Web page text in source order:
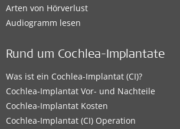
Arten von Hörverlust
Audiogramm lesen
Rund um Cochlea-Implantate
Was ist ein Cochlea-Implantat (CI)?
Cochlea-Implantat Vor- und Nachteile
Cochlea-Implantat Kosten
Cochlea-Implantat (CI) Operation